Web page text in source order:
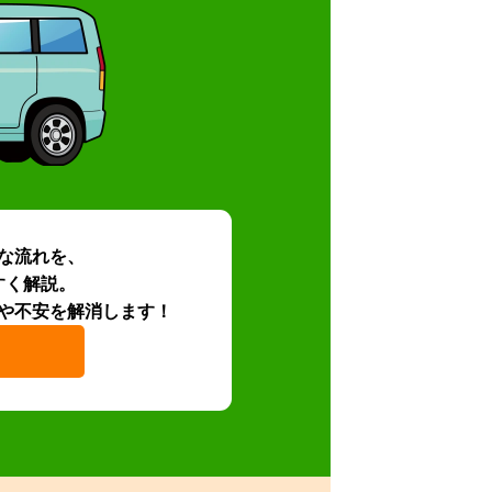
流れを、
解説。
不安を解消します！